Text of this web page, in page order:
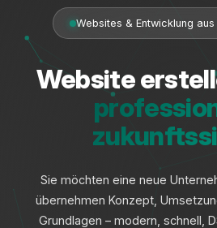
Websites & Entwicklung
Website
Sie möchten eine neue
übernehmen Konzept,
Grundlagen – modern, schnell,